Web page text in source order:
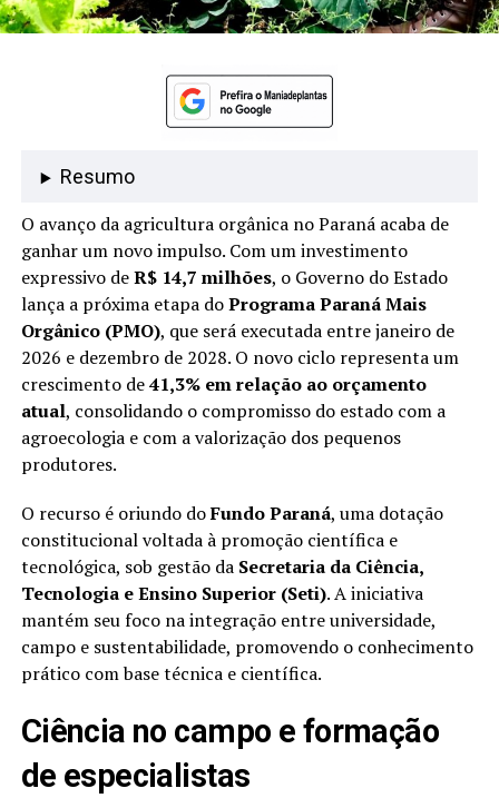
Resumo
O avanço da agricultura orgânica no Paraná acaba de
ganhar um novo impulso. Com um investimento
expressivo deR$ 14,7 milhões, o Governo do Estado
lança a próxima etapa doPrograma Paraná Mais
Orgânico (PMO), que será executada entre janeiro de
2026 e dezembro de 2028. O novo ciclo representa um
crescimento de41,3% em relação ao orçamento
atual, consolidando o compromisso do estado com a
agroecologia e com a valorização dos pequenos
produtores.
O recurso é oriundo doFundo Paraná, uma dotação
constitucional voltada à promoção científica e
tecnológica, sob gestão da Secretaria da Ciência,
Tecnologia e Ensino Superior (Seti). A iniciativa
mantém seu foco na integração entre universidade,
campo e sustentabilidade, promovendo o conhecimento
prático com base técnica e científica.
Ciência no campo e formação
de especialistas